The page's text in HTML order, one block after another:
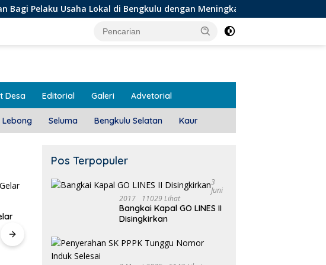
Usaha Lokal di Bengkulu dengan Meningkatkan Ruang Publik dan
Desa Editorial Galeri Advetorial
Lebong Seluma Bengkulu Selatan Kaur
Class Meeting, Guru dan OSIS
Salurkan BLT-DD Door To
Pos Terpopuler
3
Juni
2017
11029 Lihat
Bangkai Kapal GO LINES II
Disingkirkan